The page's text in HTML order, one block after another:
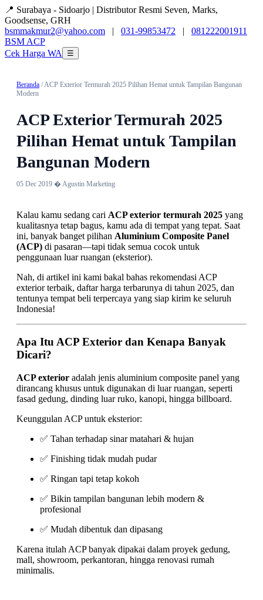
📍 Surabaya - Sidoarjo | Distributor Resmi Seven, Marks,
Goodsense, GRH
bsmmakmur2@yahoo.com | 031-99853472 | 081222001911
BSM ACP
Cek Harga WA
☰
Beranda / ACP Exterior Termurah 2025 Pilihan Hemat untuk Tampilan Bangunan
Modern
ACP Exterior Termurah 2025
Pilihan Hemat untuk Tampilan
Bangunan Modern
05 Dec 2019 � Agustin Marketing
Kalau kamu sedang cari ACP exterior termurah 2025 yang
kualitasnya tetap bagus, kamu ada di tempat yang tepat. Saat
ini, banyak banget pilihan Aluminium Composite Panel
(ACP) di pasaran—tapi tidak semua cocok untuk
penggunaan luar ruangan (eksterior).
Nah, di artikel ini kami bakal bahas rekomendasi ACP
exterior terbaik, daftar harga terbarunya di tahun 2025, dan
tentunya tempat beli terpercaya yang siap kirim ke seluruh
Indonesia!
Apa Itu ACP Exterior dan Kenapa Banyak
Dicari?
ACP exterior adalah jenis aluminium composite panel yang
dirancang khusus untuk digunakan di luar ruangan, seperti
fasad gedung, dinding luar ruko, kanopi, hingga billboard.
Keunggulan ACP untuk eksterior:
✅ Tahan terhadap sinar matahari & hujan
✅ Finishing tidak mudah pudar
✅ Ringan tapi tetap kokoh
✅ Bikin tampilan bangunan lebih modern &
profesional
✅ Mudah dibentuk dan dipasang
Karena itulah ACP banyak dipakai dalam proyek gedung,
mall, showroom, perkantoran, hingga renovasi rumah
minimalis.